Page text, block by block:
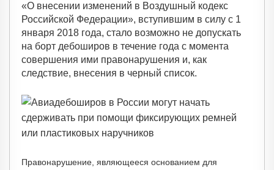
«О внесении изменений в Воздушный кодекс
Российской Федерации», вступившим в силу с 1
января 2018 года, стало возможно не допускать
на борт дебоширов в течение года с момента
совершения ими правонарушения и, как
следствие, внесения в черный список.
Правонарушение, являющееся основанием для